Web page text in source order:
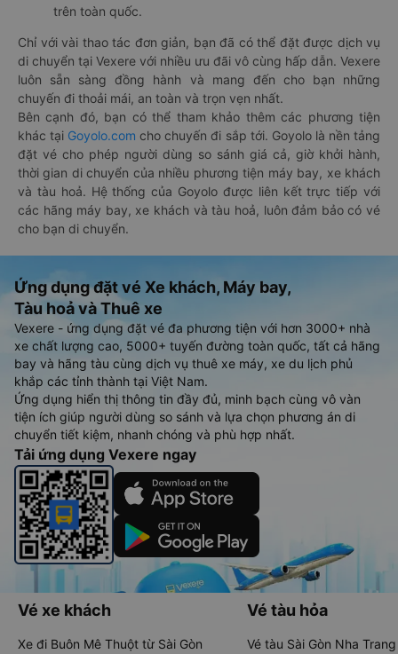
trên toàn quốc.
Chỉ với vài thao tác đơn giản, bạn đã có thể đặt được dịch vụ
di chuyển tại Vexere với nhiều ưu đãi vô cùng hấp dẫn. Vexere
luôn sẵn sàng đồng hành và mang đến cho bạn những
chuyến đi thoải mái, an toàn và trọn vẹn nhất.
Bên cạnh đó, bạn có thể tham khảo thêm các phương tiện
khác tại Goyolo.com cho chuyến đi sắp tới. Goyolo là nền tảng
đặt vé cho phép người dùng so sánh giá cả, giờ khởi hành,
thời gian di chuyển của nhiều phương tiện máy bay, xe khách
và tàu hoả. Hệ thống của Goyolo được liên kết trực tiếp với
các hãng máy bay, xe khách và tàu hoả, luôn đảm bảo có vé
cho bạn di chuyển.
Ứng dụng đặt vé Xe khách, Máy bay,
Tàu hoả và Thuê xe
Vexere - ứng dụng đặt vé đa phương tiện với hơn 3000+ nhà
xe chất lượng cao, 5000+ tuyến đường toàn quốc, tất cả hãng
bay và hãng tàu cùng dịch vụ thuê xe máy, xe du lịch phủ
khắp các tỉnh thành tại Việt Nam.
Ứng dụng hiển thị thông tin đầy đủ, minh bạch cùng vô vàn
tiện ích giúp người dùng so sánh và lựa chọn phương án di
chuyển tiết kiệm, nhanh chóng và phù hợp nhất.
Tải ứng dụng Vexere ngay
Vé xe khách
Xe đi Buôn Mê Thuột từ Sài Gòn
Vé tàu hỏa
Vé tàu Sài Gòn Nha Trang